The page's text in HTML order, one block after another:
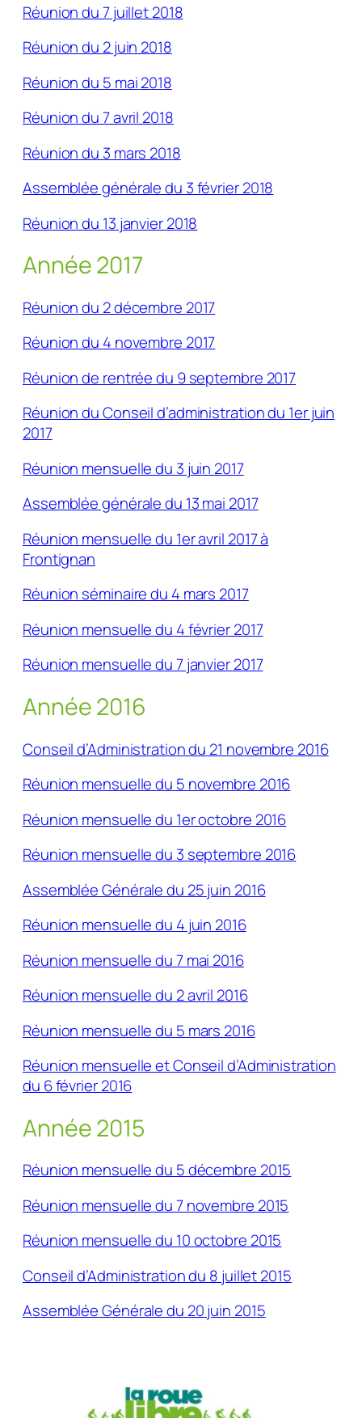
Réunion du 7 juillet 2018
Réunion du 2 juin 2018
Réunion du 5 mai 2018
Réunion du 7 avril 2018
Réunion du 3 mars 2018
Assemblée générale du 3 février 2018
Réunion du 13 janvier 2018
Année 2017
Réunion du 2 décembre 2017
Réunion du 4 novembre 2017
Réunion de rentrée du 9 septembre 2017
Réunion du Conseil d’administration du 1er juin
2017
Réunion mensuelle du 3 juin 2017
Assemblée générale du 13 mai 2017
Réunion mensuelle du 1er avril 2017 à
Frontignan
Réunion séminaire du 4 mars 2017
Réunion mensuelle du 4 février 2017
Réunion mensuelle du 7 janvier 2017
Année 2016
Conseil d’Administration du 21 novembre 2016
Réunion mensuelle du 5 novembre 2016
Réunion mensuelle du 1er octobre 2016
Réunion mensuelle du 3 septembre 2016
Assemblée Générale du 25 juin 2016
Réunion mensuelle du 4 juin 2016
Réunion mensuelle du 7 mai 2016
Réunion mensuelle du 2 avril 2016
Réunion mensuelle du 5 mars 2016
Réunion mensuelle et Conseil d’Administration
du 6 février 2016
Année 2015
Réunion mensuelle du 5 décembre 2015
Réunion mensuelle du 7 novembre 2015
Réunion mensuelle du 10 octobre 2015
Conseil d’Administration du 8 juillet 2015
Assemblée Générale du 20 juin 2015